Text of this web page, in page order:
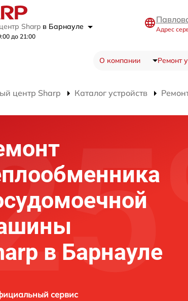
Sharp в Барнауле
до 21:00
Адрес
О компании Ремонт
центр Sharp Каталог устройств
в Барнауле
сервис